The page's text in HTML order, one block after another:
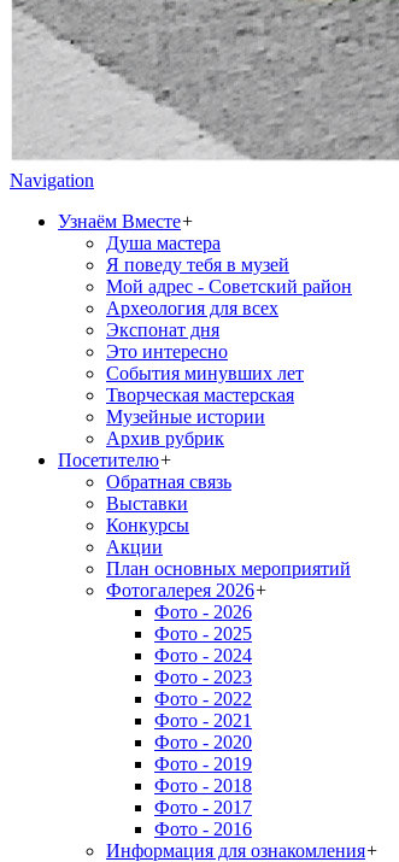
Navigation
Узнаём Вместе+
Душа мастера
Я поведу тебя в музей
Мой адрес - Советский район
Археология для всех
Экспонат дня
Это интересно
События минувших лет
Творческая мастерская
Музейные истории
Архив рубрик
Посетителю+
Обратная связь
Выставки
Конкурсы
Акции
План основных мероприятий
Фотогалерея 2026+
Фото - 2026
Фото - 2025
Фото - 2024
Фото - 2023
Фото - 2022
Фото - 2021
Фото - 2020
Фото - 2019
Фото - 2018
Фото - 2017
Фото - 2016
Информация для ознакомления+